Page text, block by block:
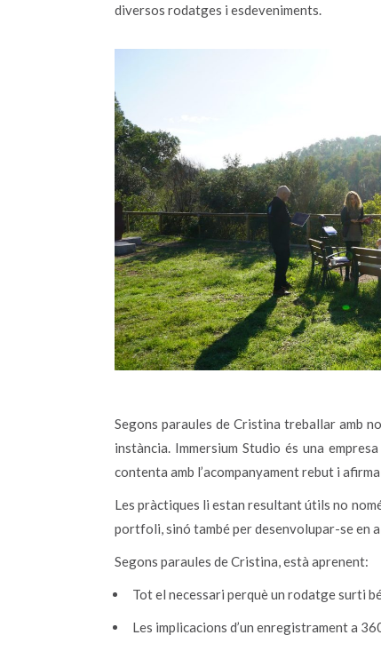
diversos rodatges i esdeveniments.
Segons paraules de Cristina treballar amb
instància. Immersium Studio és una
contenta amb l’acompanyament rebut i
Les pràctiques li estan resultant útils no
portfoli, sinó també per desenvolupar-se en
Segons paraules de Cristina, està aprenent:
Tot el necessari perquè un rodatge surti
Les implicacions d’un enregistrament a